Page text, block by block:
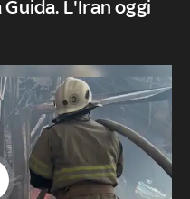
L'Iran oggi